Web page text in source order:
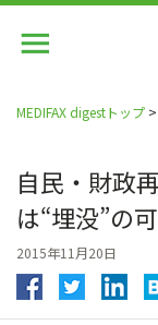
MEDIFAX digestトップ >
自民・財
は“埋没”の
2015年11月20日